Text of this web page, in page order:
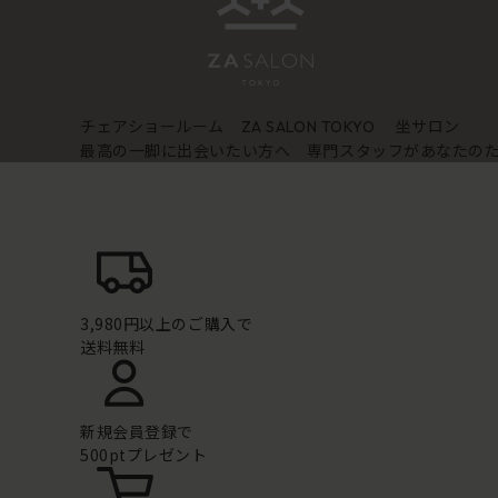
チェアショールーム ZA SALON TOKYO
坐サロン
最高の一脚に出会いたい方へ 専門スタッフがあなたの
3,980円以上のご購入で
送料無料
新規会員登録で
500ptプレゼント